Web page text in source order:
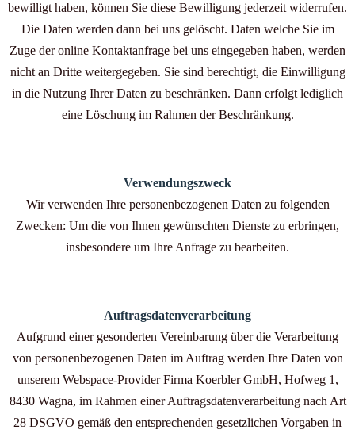
bewilligt haben, können Sie diese Bewilligung jederzeit widerrufen.
Die Daten werden dann bei uns gelöscht. Daten welche Sie im
Zuge der online Kontaktanfrage bei uns eingegeben haben, werden
nicht an Dritte weitergegeben. Sie sind berechtigt, die Einwilligung
in die Nutzung Ihrer Daten zu beschränken. Dann erfolgt lediglich
eine Löschung im Rahmen der Beschränkung.
Verwendungszweck
Wir verwenden Ihre personenbezogenen Daten zu folgenden
Zwecken: Um die von Ihnen gewünschten Dienste zu erbringen,
insbesondere um Ihre Anfrage zu bearbeiten.
Auftragsdatenverarbeitung
Aufgrund einer gesonderten Vereinbarung über die Verarbeitung
von personenbezogenen Daten im Auftrag werden Ihre Daten von
unserem Webspace-Provider Firma Koerbler GmbH, Hofweg 1,
8430 Wagna, im Rahmen einer Auftragsdatenverarbeitung nach Art
28 DSGVO gemäß den entsprechenden gesetzlichen Vorgaben in